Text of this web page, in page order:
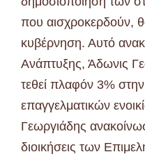
που αισχροκερδούν,
κυβέρνηση. Αυτό
Ανάπτυξης, Άδωνις
τεθεί πλαφόν 3%
επαγγελματικών
Γεωργιάδης
διοικήσεις των